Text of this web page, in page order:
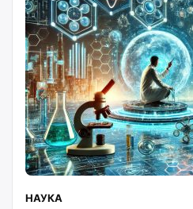
НАУКА